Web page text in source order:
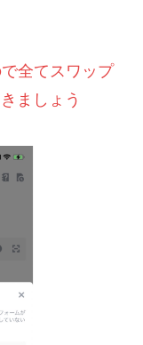
全てスワップ
ましょう